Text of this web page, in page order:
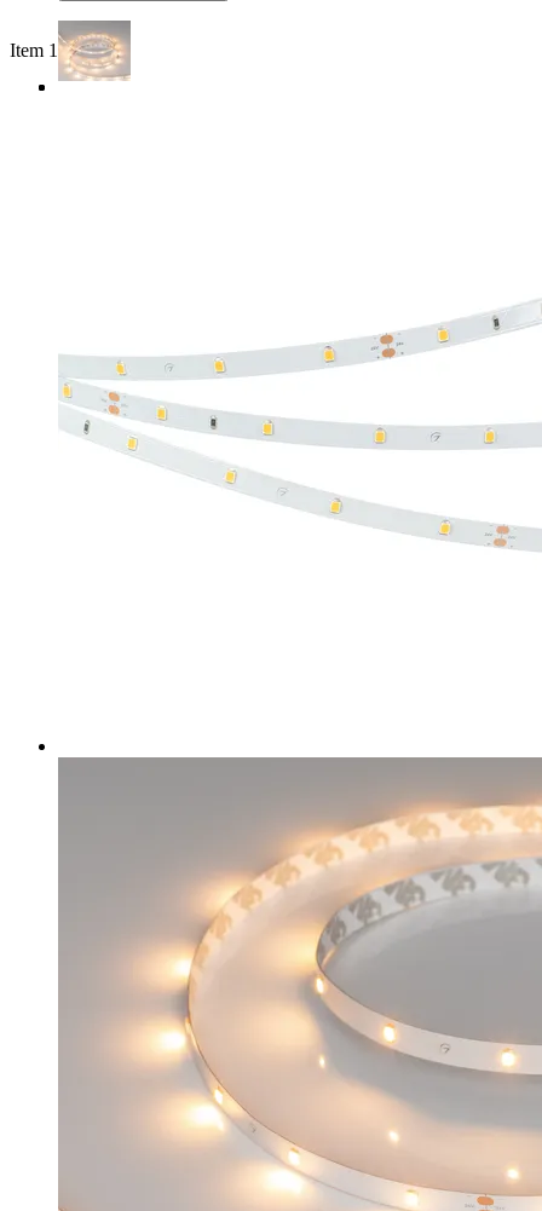
Item 1 of 3